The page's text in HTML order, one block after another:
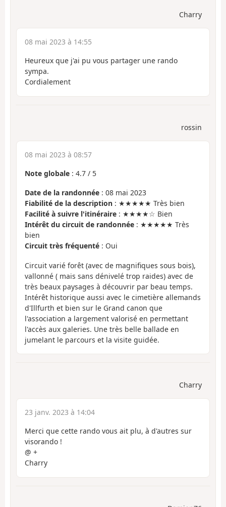
Charry
08 mai 2023 à 14:55
Heureux que j'ai pu vous partager une rando
sympa.
Cordialement
rossin
08 mai 2023 à 08:57
Note globale : 4.7 / 5
Date de la randonnée : 08 mai 2023
Fiabilité de la description : ★★★★★ Très bien
Facilité à suivre l'itinéraire : ★★★★☆ Bien
Intérêt du circuit de randonnée : ★★★★★ Très
bien
Circuit très fréquenté : Oui
Circuit varié forêt (avec de magnifiques sous bois),
vallonné ( mais sans dénivelé trop raides) avec de
très beaux paysages à découvrir par beau temps.
Intérêt historique aussi avec le cimetière allemands
d'Illfurth et bien sur le Grand canon que
l'association a largement valorisé en permettant
l'accès aux galeries. Une très belle ballade en
jumelant le parcours et la visite guidée.
Charry
23 janv. 2023 à 14:04
Merci que cette rando vous ait plu, à d'autres sur
visorando !
@ +
Charry